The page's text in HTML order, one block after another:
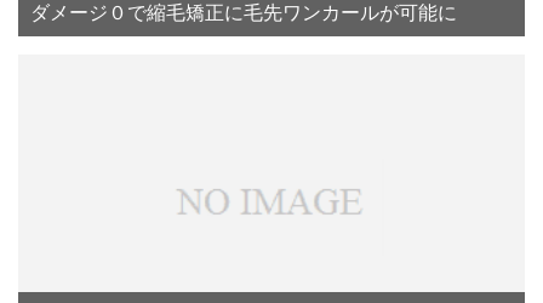
ダメージ０で縮毛矯正に毛先ワンカールが可能に